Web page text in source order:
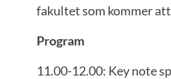
fakultet som kommer
Program
11.00-12.00: Key note